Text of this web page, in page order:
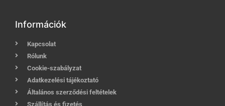
Információk
Kapcsolat
Rólunk
Cookie-szabályzat
Adatkezelési tájékoztató
Általános szerződési feltételek
Szállítás és fizetés